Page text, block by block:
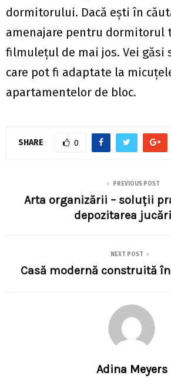
dormitorului. Dacă eşti în
amenajare pentru dormitorul
filmuleţul de mai jos. Vei găsi
care pot fi adaptate la
apartamentelor de bloc.
SHARE 0
PREVIOUS POST
Arta organizării – soluţii
depozitarea
NEXT POST
Casă modernă construită
Adina Meyers